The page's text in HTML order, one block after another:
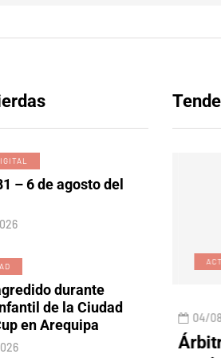
– 6 de agosto del
durante
de la Ciudad
en Arequipa
DIGITAL
08/2026
81 – 6 de agosto
04/